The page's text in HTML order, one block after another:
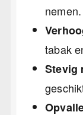
nemen.
tabak
Stevig